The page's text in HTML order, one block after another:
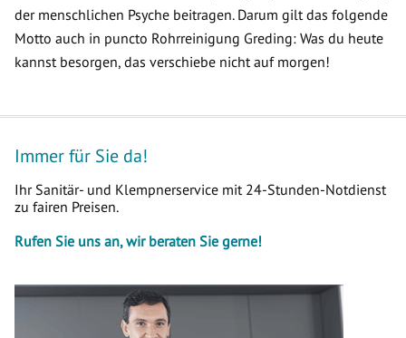
der menschlichen Psyche beitragen. Darum gilt das folgende
Motto auch in puncto Rohrreinigung Greding: Was du heute
kannst besorgen, das verschiebe nicht auf morgen!
Immer für Sie da!
Ihr Sanitär- und Klempnerservice mit 24-Stunden-Notdienst
zu fairen Preisen.
Rufen Sie uns an, wir beraten Sie gerne!